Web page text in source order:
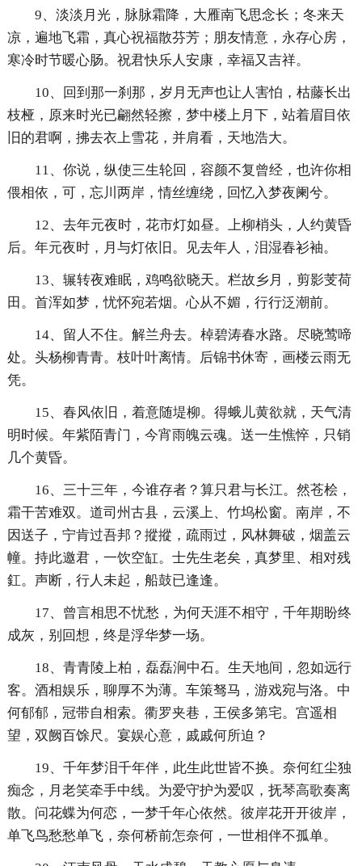
9、淡淡月光，脉脉霜降，大雁南飞思念长；冬来天
凉，遍地飞霜，真心祝福散芬芳；朋友情意，永存心房，
寒冷时节暖心肠。祝君快乐人安康，幸福又吉祥。
10、回到那一刹那，岁月无声也让人害怕，枯藤长出
枝桠，原来时光已翩然轻擦，梦中楼上月下，站着眉目依
旧的君啊，拂去衣上雪花，并肩看，天地浩大。
11、你说，纵使三生轮回，容颜不复曾经，也许你相
偎相依，可，忘川两岸，情丝缠绕，回忆入梦夜阑兮。
12、去年元夜时，花市灯如昼。上柳梢头，人约黄昏
后。年元夜时，月与灯依旧。见去年人，泪湿春衫袖。
13、辗转夜难眠，鸡鸣欲晓天。栏故乡月，剪影芰荷
田。首浑如梦，忧怀宛若烟。心从不媚，行行泛潮前。
14、留人不住。解兰舟去。棹碧涛春水路。尽晓莺啼
处。头杨柳青青。枝叶叶离情。后锦书休寄，画楼云雨无
凭。
15、春风依旧，着意随堤柳。得蛾儿黄欲就，天气清
明时候。年紫陌青门，今宵雨魄云魂。送一生憔悴，只销
几个黄昏。
16、三十三年，今谁存者？算只君与长江。然苍桧，
霜干苦难双。道司州古县，云溪上、竹坞松窗。南岸，不
因送子，宁肯过吾邦？摐摐，疏雨过，风林舞破，烟盖云
幢。持此邀君，一饮空缸。士先生老矣，真梦里、相对残
釭。声断，行人未起，船鼓已逢逢。
17、曾言相思不忧愁，为何天涯不相守，千年期盼终
成灰，别回想，终是浮华梦一场。
18、青青陵上柏，磊磊涧中石。生天地间，忽如远行
客。酒相娱乐，聊厚不为薄。车策驽马，游戏宛与洛。中
何郁郁，冠带自相索。衢罗夹巷，王侯多第宅。宫遥相
望，双阙百馀尺。宴娱心意，戚戚何所迫？
19、千年梦泪千年伴，此生此世皆不换。奈何红尘独
痴念，月老笑牵手中线。为爱守护为爱叹，抚琴高歌奏离
散。问花蝶为何恋，一梦千年心依然。彼岸花开开彼岸，
单飞鸟愁愁单飞，奈何桥前怎奈何，一世相伴不孤单。